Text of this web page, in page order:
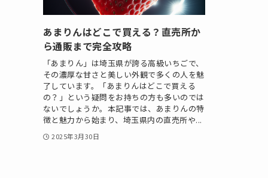
あまりんはどこで買える？直売所か
ら通販まで完全攻略
「あまりん」は埼玉県が誇る高級いちごで、
その濃厚な甘さと美しい外観で多くの人を魅
了しています。「あまりんはどこで買える
の？」という疑問をお持ちの方も多いのでは
ないでしょうか。本記事では、あまりんの特
徴と魅力から始まり、埼玉県内の直売所や...
2025年3月30日